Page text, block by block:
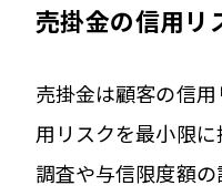
売掛金の信用リ
売掛金は顧客の信
用リスクを最小限
調査や与信限度額